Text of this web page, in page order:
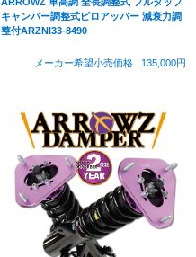
キャンバー調整式ピロアッパー 減衰力調
整付ARZNI33-8490
メーカー希望小売価格 135,000円